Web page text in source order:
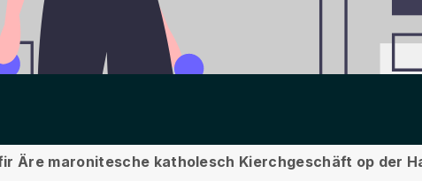
Äre maronitesche katholesch Kierchgeschäft op der